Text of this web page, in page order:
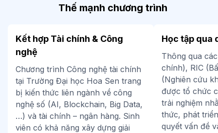
Thế mạnh chương trình
Kết hợp Tài chính & Công
nghệ
Chương trình Công nghệ tài chính
tại Trường Đại học Hoa Sen trang
bị kiến thức liên ngành về công
nghệ số (AI, Blockchain, Big Data,
…) và tài chính – ngân hàng. Sinh
viên có khả năng xây dựng giải
Học tập qua
Thông qua
chính), RIC
(Nghiên cứu
được tổ chức
trải nghiệm
thức, phát
quyết vấn đề